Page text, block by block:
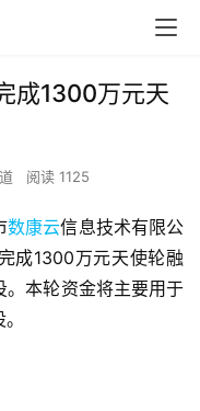
成1300万元天
阅读 1125
数康云信息技术有限公
成1300万元天使轮融
。本轮资金将主要用于